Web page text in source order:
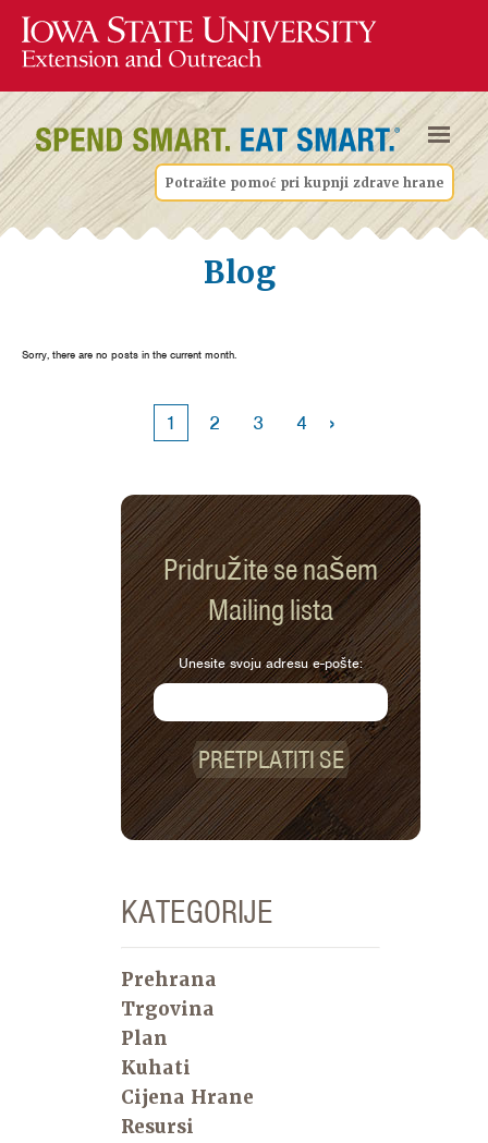
Potražite pomoć pri kupnji zdrave hrane
Blog
Sorry, there are no posts in the current month.
1 2 3 4 ›
Pridružite se našem
Mailing lista
Unesite svoju adresu e-pošte:
PRETPLATITI SE
KATEGORIJE
Prehrana
Trgovina
Plan
Kuhati
Cijena Hrane
Resursi